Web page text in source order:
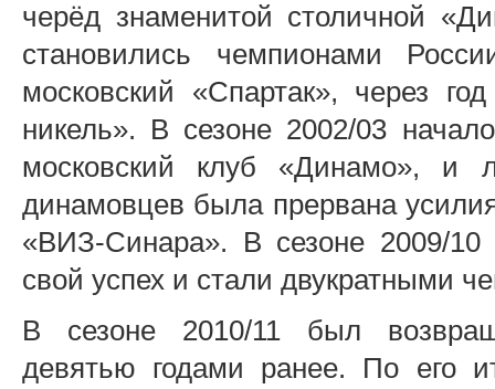
черёд знаменитой столичной
становились чемпионами
московский «Спартак», через
никель». В сезоне 2002/03
московский клуб «Динамо», и
динамовцев была прервана
«ВИЗ-Синара». В сезоне 2009/10
свой успех и стали двукратными
В сезоне 2010/11 был
девятью годами ранее. По его